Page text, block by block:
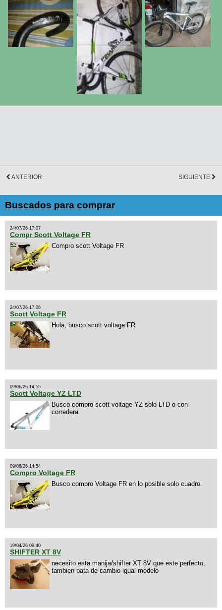
ANTERIOR SIGUIENTE
Buscados para comprar
24/07/26 17:07
Compr Scott Voltage FR
Compro scott Voltage FR
24/07/26 17:06
Scott Voltage FR
Hola, busco scott voltage FR
09/06/26 14:55
Scott Voltage YZ LTD
Busco compro scott voltage YZ solo LTD o con
corredera
09/06/26 14:54
Compro Voltage FR
Busco compro Voltage FR en lo posible solo cuadro.
19/04/26 09:40
SHIFTER XT 8V
necesito esta manija/shifter XT 8V que este perfecto,
tambien pata de cambio igual modelo